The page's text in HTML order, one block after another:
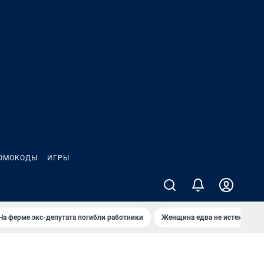
ИГРЫ
ферме экс-депутата погибли работники Женщина едва не истекла